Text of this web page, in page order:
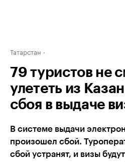
Татарстан
79 туристов не
улететь из
сбоя в выдаче
В системе выдачи
произошел сбой.
сбой устранят, и визы